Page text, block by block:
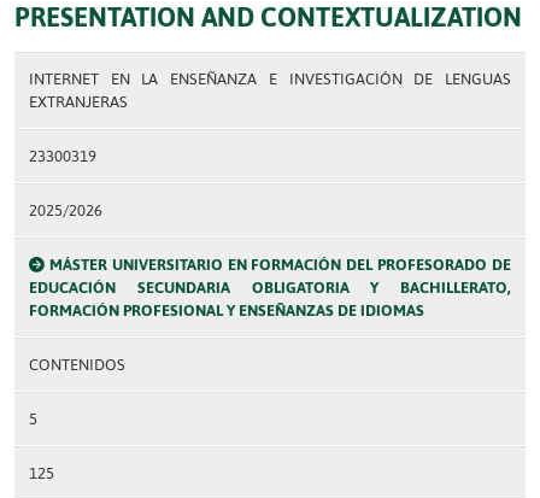
PRESENTATION AND CONTEXTUALIZATION
INTERNET EN LA ENSEÑANZA E INVESTIGACIÓN DE LENGUAS
EXTRANJERAS
23300319
2025/2026
MÁSTER UNIVERSITARIO EN FORMACIÓN DEL PROFESORADO DE
EDUCACIÓN SECUNDARIA OBLIGATORIA Y BACHILLERATO,
FORMACIÓN PROFESIONAL Y ENSEÑANZAS DE IDIOMAS
CONTENIDOS
5
125